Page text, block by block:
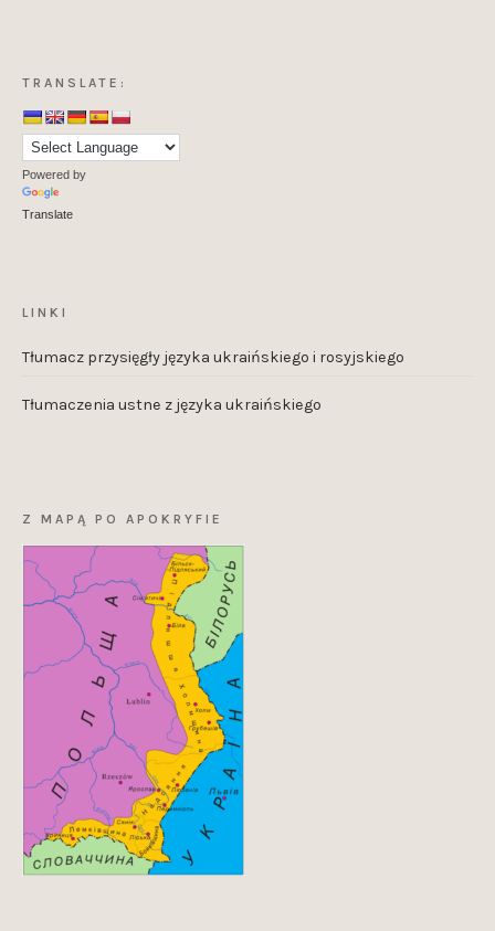
TRANSLATE:
Powered by
Translate
LINKI
Tłumacz przysięgły języka ukraińskiego i rosyjskiego
Tłumaczenia ustne z języka ukraińskiego
Z MAPĄ PO APOKRYFIE